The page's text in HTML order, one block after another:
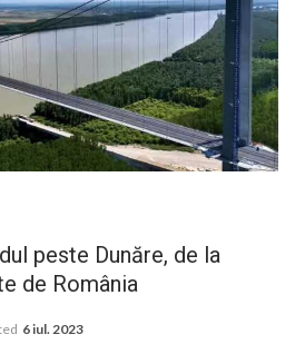
peste Dunăre, de la
de România
6 iul. 2023